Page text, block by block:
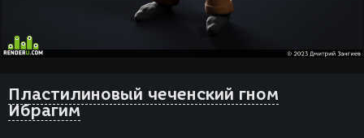
Пластилиновый чеченский гном
Ибрагим